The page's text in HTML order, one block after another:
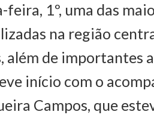
feira, 1º, uma das
na região
de importantes
início com o
Campos, que